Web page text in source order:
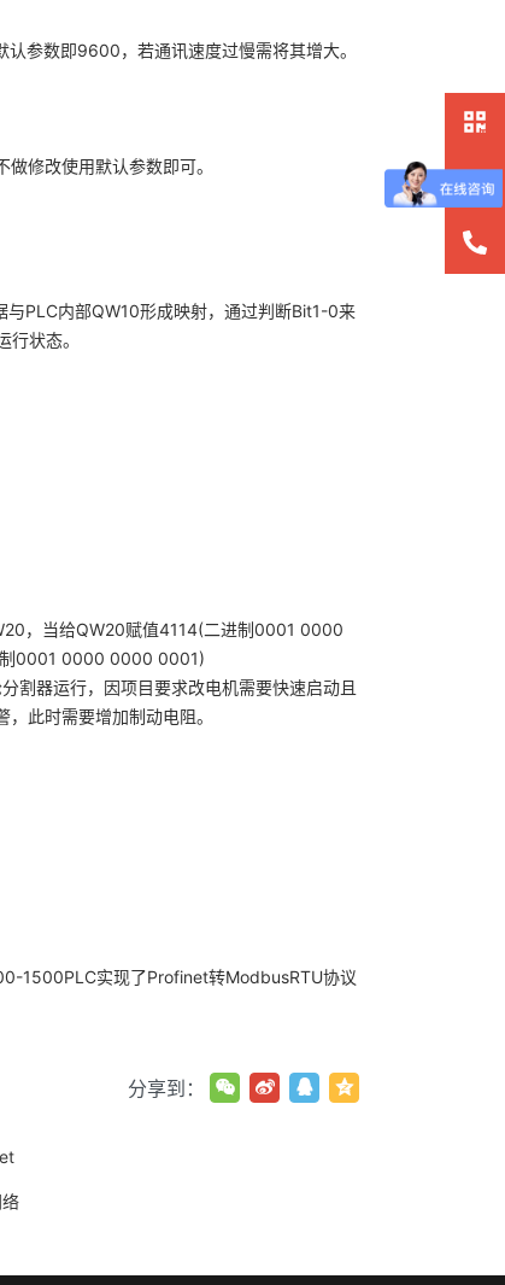
参数即9600，若通讯速度过慢需将其增大。
修改使用默认参数即可。
PLC内部QW10形成映射，通过判断Bit1-0来
状态。
，当给QW20赋值4114(二进制0001 0000
制0001 0000 0000 0001)
割器运行，因项目要求改电机需要快速启动且
此时需要增加制动电阻。
1500PLC实现了Profinet转ModbusRTU协议
分享到：